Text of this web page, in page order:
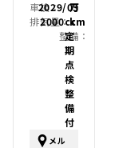
車検：
2029/03
排気量：
2000cc
万
km
整備：
定
期
点
検
整
備
付
メル